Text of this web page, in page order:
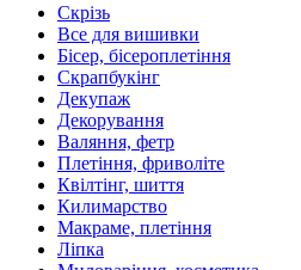
Скрізь
Все для вишивки
Бісер, бісероплетіння
Скрапбукінг
Декупаж
Декорування
Валяння, фетр
Плетіння, фриволіте
Квілтінг, шиття
Килимарство
Макраме, плетіння
Ліпка